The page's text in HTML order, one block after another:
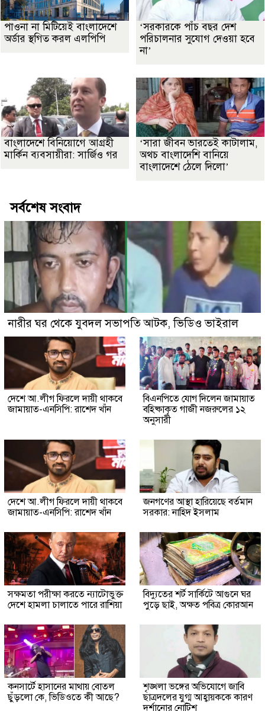
পাওনা না মিটিয়েই বাংলাদেশে
অর্ডার স্থগিত করল এলপিপি
‘সরকারকে পাঁচ বছর দেশ
পরিচালনার সুযোগ দেওয়া হবে
না’
বাংলাদেশে বিনিয়োগে আগ্রহী
মার্কিন ব্যবসায়ীরা: সার্জিও গর
‘সারা জীবন ভারতেই কাটালাম,
অথচ বাংলাদেশি বানিয়ে
বাংলাদেশে ঠেলে দিলো’
সর্বশেষ সংবাদ
নারীর ঘর থেকে যুবদল সভাপতি আটক, ভিডিও ভাইরাল
দেশে আ.লীগ ফিরলে দায়ী থাকবে
জামায়াত-এনসিপি: রাশেদ খাঁন
বিএনপিতে যোগ দিলেন জামায়াত
বহিষ্কাকৃত গাজী নজরুলের ১২
অনুসারী
দেশে আ.লীগ ফিরলে দায়ী থাকবে
জামায়াত-এনসিপি: রাশেদ খাঁন
জনগণের আস্থা হারিয়েছে বর্তমান
সরকার: নাহিদ ইসলাম
সক্ষমতা পরীক্ষা করতে ন্যাটোভুক্ত
দেশে হামলা চালাতে পারে রাশিয়া
বিদ্যুতের শর্ট সার্কিটে আগুনে ঘর
পুড়ে ছাই, অক্ষত পবিত্র কোরআন
কনসার্টে হাসানের মাথায় বোতল
ছুঁড়লো কে, ভিডিওতে কী আছে?
শৃঙ্খলা ভঙ্গের অভিযোগে জাবি
ছাত্রদলের যুগ্ম আহ্বায়ককে কারণ
দর্শানোর নোটিশ